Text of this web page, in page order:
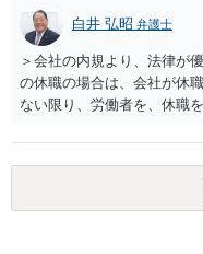
交渉は一般的です。 交渉の
ースにする、算定根拠を明
費・未回収費用のみ」に限
前に契約書の内容をレビュ
す。 争点は、契約類型が雇
るか、解除事由が双方にど
合理的か、という複数論点
バランスの問題もあります
コストを抑えやすいので、
をお勧めします。 ・事務所
白井 弘昭 弁護士
＞会社の内規より、法律が
の休職の場合は、会社が休
ない限り、労働者を、休職
期間満了による退職は、業
ください。 仮に会社が打切
に当たります。 ＞労災の休
に、受け取れる金銭はあり